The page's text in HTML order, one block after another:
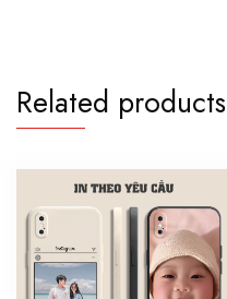
5G
in
theo
cầu
quantity
Related products